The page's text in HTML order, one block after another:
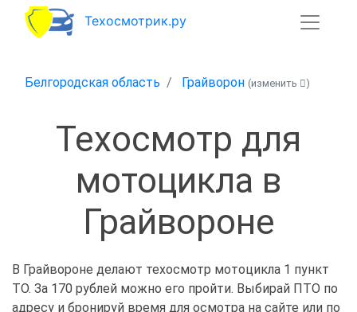
Техосмотрик.ру
Белгородская область Грайворон (изменить )
Техосмотр для
мотоцикла в
Грайвороне
В Грайвороне делают техосмотр мотоцикла 1 пункт
ТО. За 170 рублей можно его пройти. Выбирай ПТО по
адресу и бронируй время для осмотра на сайте или по